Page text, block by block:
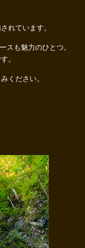
れています。
スも魅力のひとつ。
。
ください。